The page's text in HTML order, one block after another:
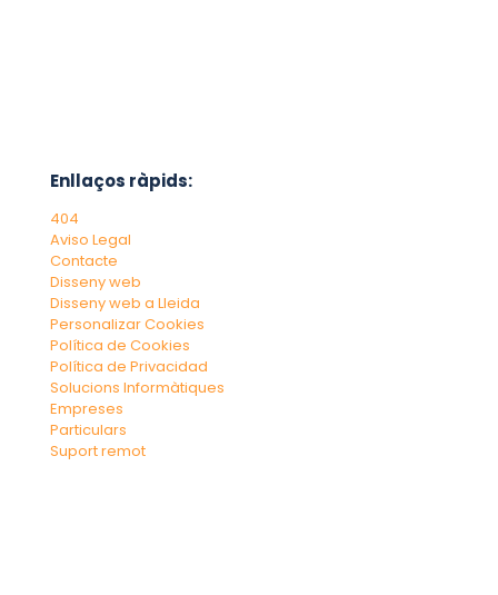
Enllaços ràpids:
404
Aviso Legal
Contacte
Disseny web
Disseny web a Lleida
Personalizar Cookies
Política de Cookies
Política de Privacidad
Solucions Informàtiques
Empreses
Particulars
Suport remot